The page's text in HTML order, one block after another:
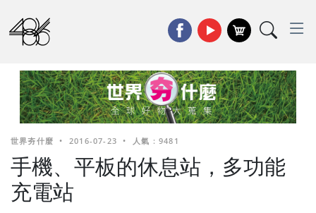
世界夯什麼 • 2016-07-23 • 人氣 : 9481
手機、平板的休息站，多功能
充電站